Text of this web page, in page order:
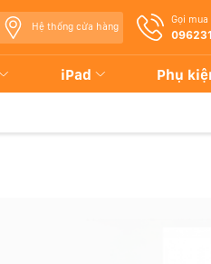
Hệ thống cửa hàng
Gọi mua
iPad Phụ